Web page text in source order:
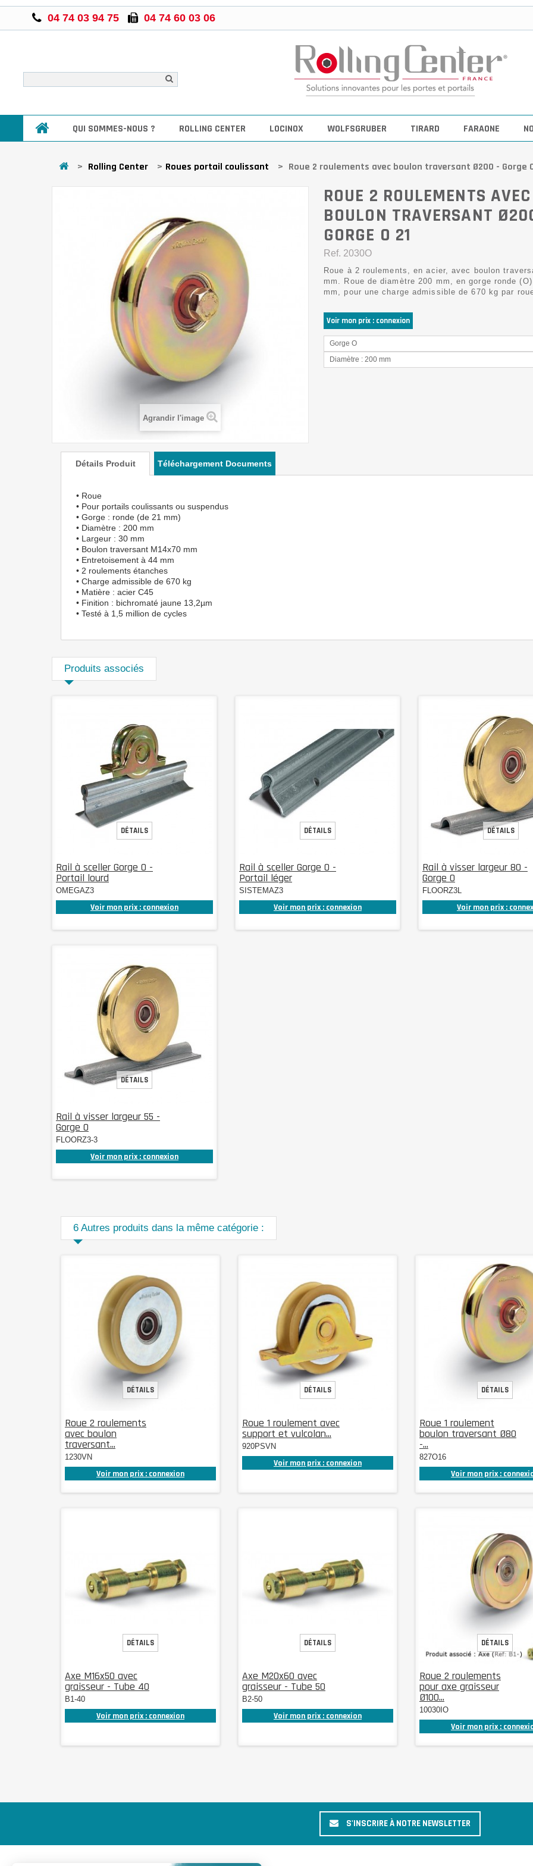
04 74 03 94 75 04 74 60 03 06
QUI SOMMES-NOUS ? ROLLING CENTER LOCINOX WOLFSGRUBER TIRARD FARAONE
> Rolling Center > Roues portail coulissant > Roue 2 roulements avec boulon traversant Ø200 - Gorge
Agrandir l'image
ROUE 2 ROULEMENTS AVEC
BOULON TRAVERSANT
GORGE O 21
Ref. 2030O
Roue à 2 roulements, en acier, avec boulon
mm. Roue de diamètre 200 mm, en gorge ronde
mm, pour une charge admissible de 670 kg par
Voir mon prix : connexion
Gorge O
Diamètre : 200 mm
Détails Produit Téléchargement Documents
• Roue
• Pour portails coulissants ou suspendus
• Gorge : ronde (de 21 mm)
• Diamètre : 200 mm
• Largeur : 30 mm
• Boulon traversant M14x70 mm
• Entretoisement à 44 mm
• 2 roulements étanches
• Charge admissible de 670 kg
• Matière : acier C45
• Finition : bichromaté jaune 13,2µm
• Testé à 1,5 million de cycles
Produits associés
Rail à sceller Gorge O -
Portail lourd
OMEGAZ3
Voir mon prix : connexion
DÉTAILS
Rail à sceller Gorge O -
Portail léger
SISTEMAZ3
Voir mon prix : connexion
DÉTAILS
Rail à visser largeur 80 -
Gorge O
FLOORZ3L
Voir mon prix :
DÉTAILS
Rail à visser largeur 55 -
Gorge O
FLOORZ3-3
Voir mon prix : connexion
DÉTAILS
6 Autres produits dans la même catégorie :
Roue 2 roulements
avec boulon
traversant...
1230VN
Voir mon prix : connexion
DÉTAILS
Roue 1 roulement avec
support et vulcolan...
920PSVN
Voir mon prix : connexion
DÉTAILS
Roue 1 roulement
boulon traversant Ø80
-...
827O16
Voir mon prix :
DÉTAILS
Axe M16x50 avec
graisseur - Tube 40
B1-40
Voir mon prix : connexion
DÉTAILS
Axe M20x60 avec
graisseur - Tube 50
B2-50
Voir mon prix : connexion
DÉTAILS
Roue 2 roulements
pour axe graisseur
Ø100...
10030IO
Voir mon prix :
DÉTAILS
S'INSCRIRE À NOTRE NEWSLETTER